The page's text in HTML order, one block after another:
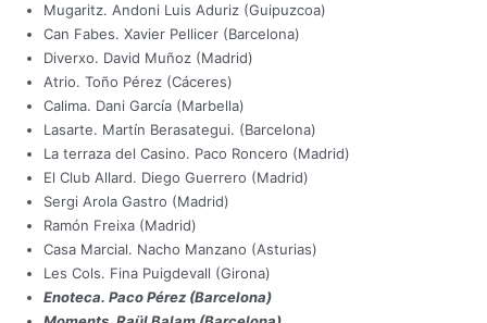
Mugaritz. Andoni Luis Aduriz (Guipuzcoa)
Can Fabes. Xavier Pellicer (Barcelona)
Diverxo. David Muñoz (Madrid)
Atrio. Toño Pérez (Cáceres)
Calima. Dani García (Marbella)
Lasarte. Martín Berasategui. (Barcelona)
La terraza del Casino. Paco Roncero (Madrid)
El Club Allard. Diego Guerrero (Madrid)
Sergi Arola Gastro (Madrid)
Ramón Freixa (Madrid)
Casa Marcial. Nacho Manzano (Asturias)
Les Cols. Fina Puigdevall (Girona)
Enoteca. Paco Pérez (Barcelona)